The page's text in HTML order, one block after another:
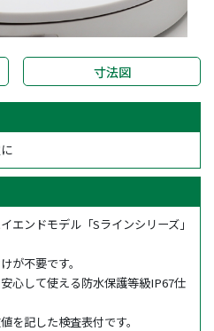
寸法図
ンドモデル「Sラインシリーズ」
が不要です。
心して使える防水保護等級IP67仕
記した検査表付です。